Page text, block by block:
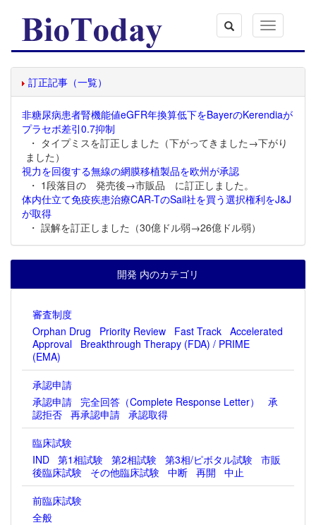
Toggle
navigation
訂正記事（一覧）
非糖尿病患者腎機能値eGFR年換算低下をBayerのKerendiaが
プラセボ差引0.7抑制
・ タイプミスを訂正しました（下がってきました→下がり
ました）
視力を回復する無線の網膜移植製品を欧州が承認
・ 1段落目の 発売後→市販品 に訂正しました。
体内仕立て免疫疾患治療CAR-TのSail社を買う選択権利をJ&J
が取得
・ 誤解を訂正しました（30億ドル弱→26億ドル弱）
開発 内のカテゴリ
審査制度
Orphan Drug
Priority Review Fast Track Accelerated
Approval
Breakthrough Therapy (FDA) / PRIME
(EMA)
承認申請
承認申請
完全回答（Complete Response Letter）
承
認拒否 再承認申請 承認取得
臨床試験
IND 第1相試験 第2相試験 第3相/ピボタル試験 市販
後臨床試験
その他臨床試験 中断 再開
中止
前臨床試験
全般